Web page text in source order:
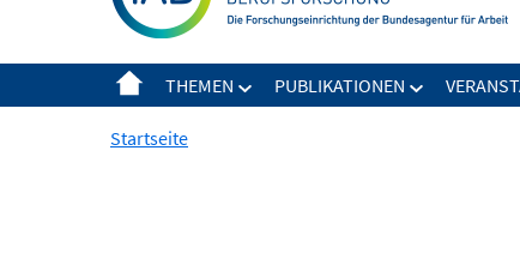
THEMEN PUBLIKATIONEN
Startseite